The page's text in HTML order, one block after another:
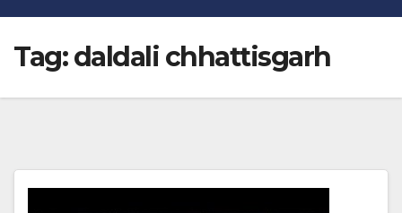
Tag:daldali chhattisgarh